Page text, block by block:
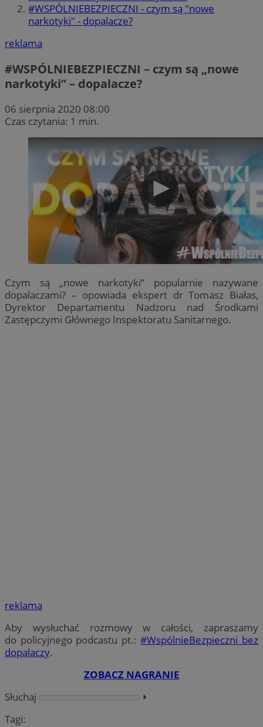
#WSPÓLNIEBEZPIECZNI - czym są "nowe
narkotyki" - dopalacze?
reklama
#WSPÓLNIEBEZPIECZNI – czym są „nowe
narkotyki” – dopalacze?
06 sierpnia 2020 08:00
Czas czytania: 1 min.
Czym są „nowe narkotyki” popularnie nazywane
dopalaczami? – opowiada ekspert dr Tomasz Białas,
Dyrektor Departamentu Nadzoru nad Środkami
Zastępczymi Głównego Inspektoratu Sanitarnego.
reklama
Aby wysłuchać rozmowy w całości, zapraszamy
do policyjnego podcastu pt.:#WspólnieBezpieczni bez
dopalaczy.
ZOBACZ NAGRANIE
Słuchaj
⏵︎
Tagi: